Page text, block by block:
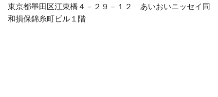
東京都墨田区江東橋４－２９－１２ あいおいニッセイ同
和損保錦糸町ビル１階